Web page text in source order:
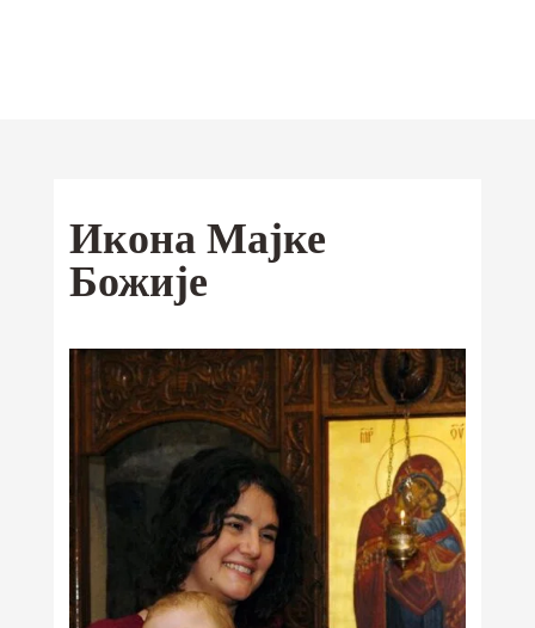
апликација
Ваши омиљени текстови од сада и
Икона Мајке
Божије